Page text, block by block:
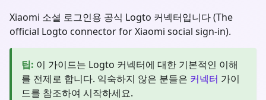
Xiaomi 소셜 로그인용 공식 Logto 커넥터입니다 (The
official Logto connector for Xiaomi social sign-in).
팁: 이 가이드는 Logto 커넥터에 대한 기본적인 이해
를 전제로 합니다. 익숙하지 않은 분들은 커넥터 가이
드를 참조하여 시작하세요.